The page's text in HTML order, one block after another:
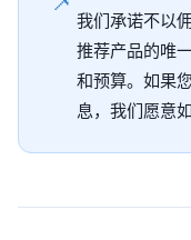
我们承诺不以
推荐产品的唯
和预算。如果
息，我们愿意